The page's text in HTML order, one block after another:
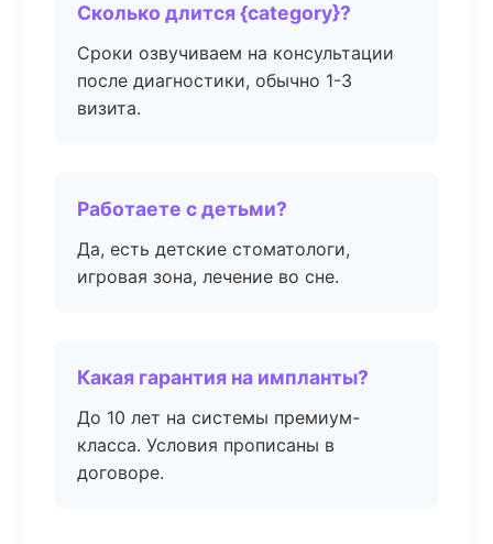
Сколько длится {category}?
Сроки озвучиваем на консультации
после диагностики, обычно 1-3
визита.
Работаете с детьми?
Да, есть детские стоматологи,
игровая зона, лечение во сне.
Какая гарантия на импланты?
До 10 лет на системы премиум-
класса. Условия прописаны в
договоре.